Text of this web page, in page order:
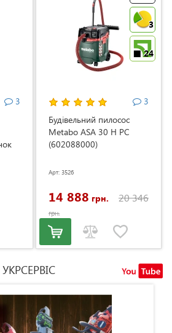
3
3
24
3
Будівельний пилосос
Metabo ASA 30 H PC
(602088000)
Арт: 3526
14 888 грн. 20 346
грн.
УКРСЕРВІС